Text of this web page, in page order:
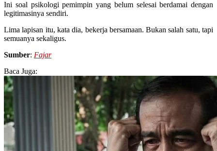
Ini soal psikologi pemimpin yang belum selesai berdamai dengan
legitimasinya sendiri.
Lima lapisan itu, kata dia, bekerja bersamaan. Bukan salah satu, tapi
semuanya sekaligus.
Sumber: Fajar
Baca Juga: